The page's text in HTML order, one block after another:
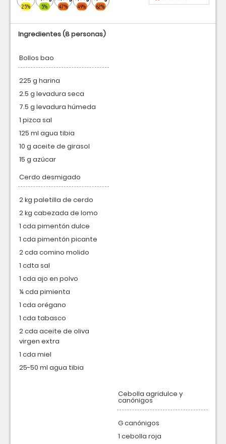
25% 5% 47% 49% 62%
Ingredientes(8 personas)
Bollos bao
225 g harina
2.5 g levadura seca
7.5 g levadura húmeda
1 pizca sal
125 ml agua tibia
10 g aceite de girasol
15 g azúcar
Cerdo desmigado
2 kg paletilla de cerdo
2 kg cabezada de lomo
1 cda pimentón dulce
1 cda pimentón picante
2 cda comino molido
1 cdta sal
1 cda ajo en polvo
¼ cda pimienta
1 cda orégano
1 cda tabasco
2 cda aceite de oliva
virgen extra
1 cda miel
25-50 ml agua tibia
Cebolla agridulce y
canónigos
G canónigos
1 cebolla roja